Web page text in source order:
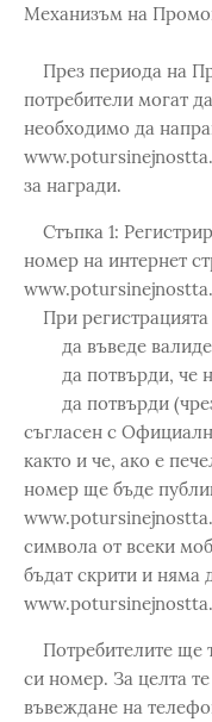
Механизъм на
През периода на
потребители могат
необходимо да
за награди.
Стъпка 1:
номер на интернет
При регистрацията
да въведе
да потвърди, че
да потвърди (чрез
съгласен с
както и че, ако е
номер ще бъде
символа от всеки
бъдат скрити и няма
Потребителите ще
си номер. За целта
въвеждане на